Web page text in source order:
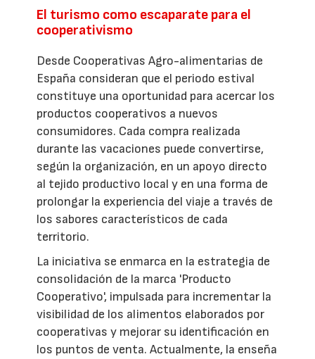
El turismo como escaparate para el
cooperativismo
Desde Cooperativas Agro-alimentarias de
España consideran que el periodo estival
constituye una oportunidad para acercar los
productos cooperativos a nuevos
consumidores. Cada compra realizada
durante las vacaciones puede convertirse,
según la organización, en un apoyo directo
al tejido productivo local y en una forma de
prolongar la experiencia del viaje a través de
los sabores característicos de cada
territorio.
La iniciativa se enmarca en la estrategia de
consolidación de la marca 'Producto
Cooperativo', impulsada para incrementar la
visibilidad de los alimentos elaborados por
cooperativas y mejorar su identificación en
los puntos de venta. Actualmente, la enseña